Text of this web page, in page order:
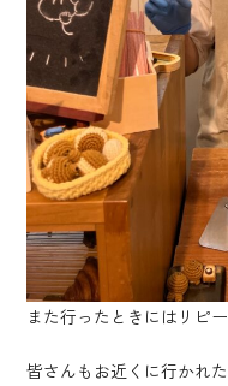
また行ったときにはリピ
皆さんもお近くに行かれ